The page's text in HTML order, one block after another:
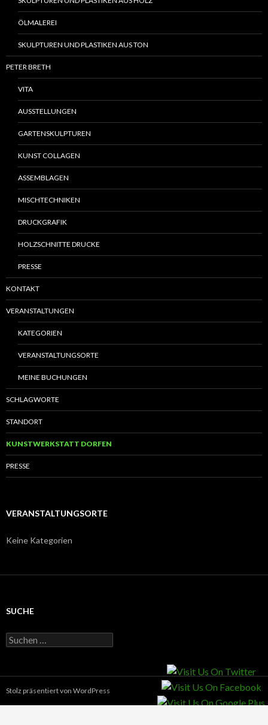
ÖLMALEREI
SKULPTUREN UND PLASTIKEN AUS TON
PETER BRETH
VITA
AUSSTELLUNGEN
GARTENSKULPTUREN
KUNST COLLAGEN
ASSEMBLAGEN
MISCHTECHNIKEN
DRUCKGRAFIK
HOLZSCHNITTE DRUCKE
PRESSE
KONTAKT
VERANSTALTUNGEN
KATEGORIEN
VERANSTALTUNGSORTE
MEINE BUCHUNGEN
SCHLAGWORTE
STANDORT
KUNSTWERKSTATT DORFEN
PRESSE
VERANSTALTUNGSORTE
Keine Kategorien
SUCHE
Suche nach:
Stolz präsentiert von WordPress